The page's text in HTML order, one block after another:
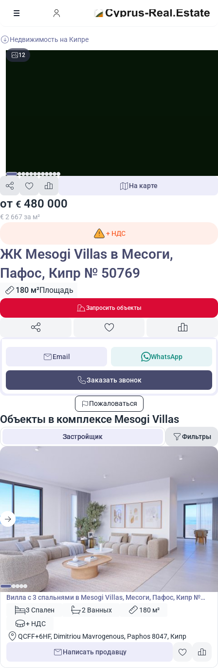
Недвижимость на Кипре
12
от € 480 000
€ 2 667 за м²
На карте
+ НДС
ЖК Mesogi Villas в Месоги,
Пафос, Кипр № 50769
180 м²Площадь
Запросить объекты
Email WhatsApp
Заказать звонок
Пожаловаться
Объекты в комплексе Mesogi Villas
Застройщик Фильтры
Цена
Поиск
€ 480 000
Вилла
Вилла с 3 спальнями в Mesogi Villas, Месоги, Пафос, Кипр №
507703 Спален 2 Ванных
180 м²
+ НДС
QCFF+6HF, Dimitriou Mavrogenous, Paphos 8047, Кипр
Написать продавцу